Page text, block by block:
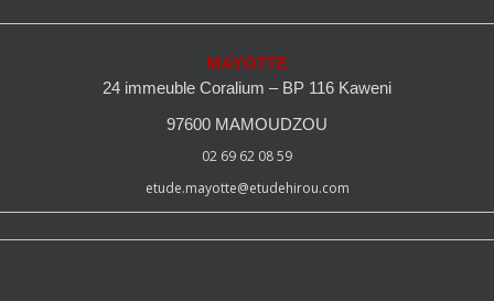
MAYOTTE
24 immeuble Coralium – BP 116 Kaweni
97600 MAMOUDZOU
02 69 62 08 59
etude.mayotte@etudehirou.com